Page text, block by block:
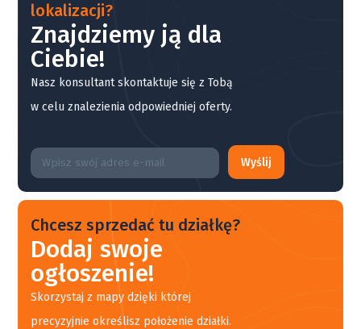
lokalizacji?
Znajdziemy ją dla
Ciebie!
Nasz konsultant skontaktuje się z Tobą
w celu znalezienia odpowiedniej oferty.
Wyślij
Chcesz sprzedać tu działkę?
Dodaj swoje
ogłoszenie!
Skorzystaj z mapy dzięki której
precyzyjnie określisz położenie działki.